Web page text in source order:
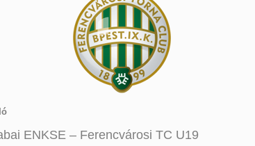
ENKSE – Ferencvárosi TC U19